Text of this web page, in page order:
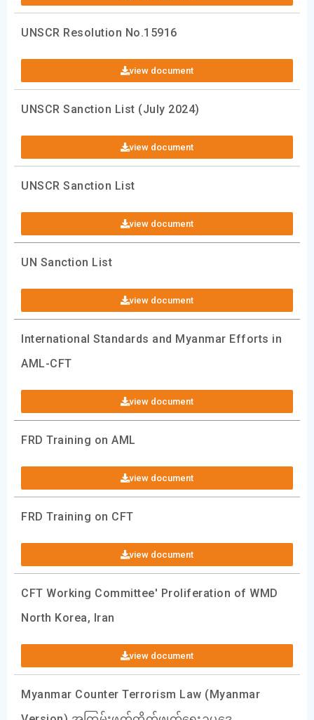
UNSCR Resolution No.15916
view document
UNSCR Sanction List (July 2024)
view document
UNSCR Sanction List
view document
UN Sanction List
view document
International Standards and Myanmar Efforts in
AML-CFT
view document
FRD Training on AML
view document
FRD Training on CFT
view document
CFT Working Committee' Proliferation of WMD
North Korea, Iran
view document
Myanmar Counter Terrorism Law (Myanmar